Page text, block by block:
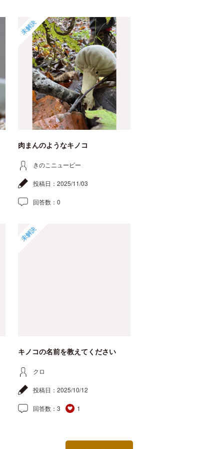
未解決
肉まんのようなキノコ
きのこニュービー
投稿日： 2025/11/03
回答数： 0
未解決
キノコの名前を教えてください
クロ
投稿日： 2025/10/12
回答数： 3 1